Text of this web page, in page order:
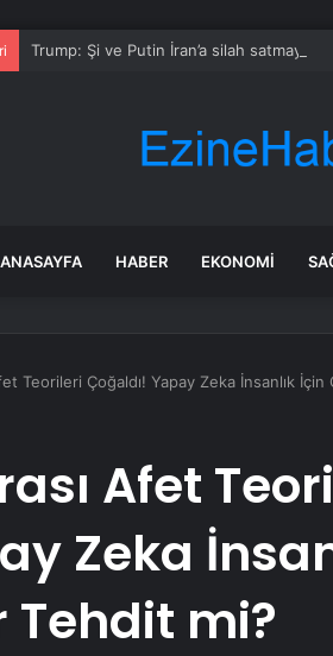
Trump: Şi ve Putin İran’a silah
ANASAYFA HABER EKONOMI
Teorileri Çoğaldı! Yapay Zeka İnsanlık
Afet
Zeka
Tehdit mi?